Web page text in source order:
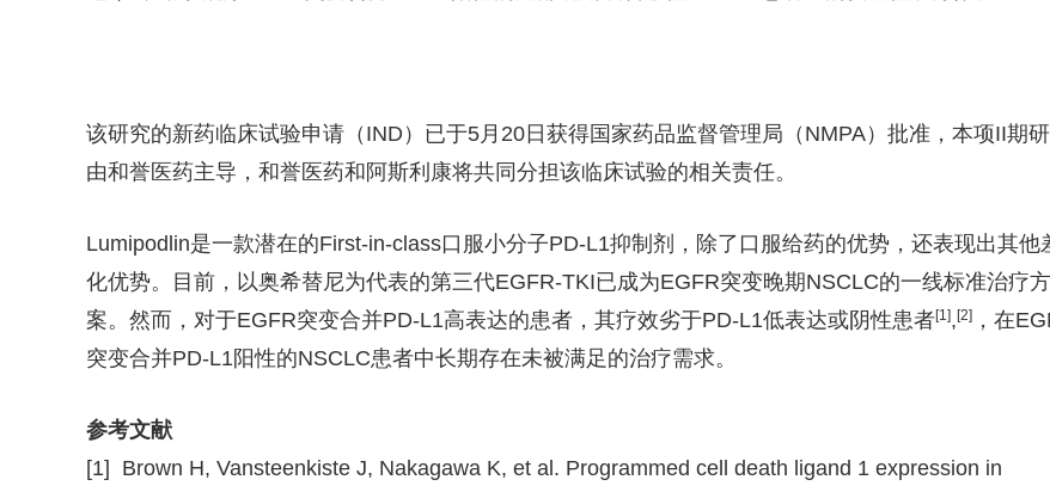
该研究的新药临床试验申请（IND）已于5月20日获得国家药品监督管理局（NMPA）批准，本项II期
由和誉医药主导，和誉医药和阿斯利康将共同分担该临床试验的相关责任。
Lumipodlin是一款潜在的First-in-class口服小分子PD-L1抑制剂，除了口服给药的优势，还表现出其他
化优势。目前，以奥希替尼为代表的第三代EGFR-TKI已成为EGFR突变晚期NSCLC的一线标准治疗方
案。然而，对于EGFR突变合并PD-L1高表达的患者，其疗效劣于PD-L1低表达或阴性患者[1], [2]
，在
突变合并PD-L1阳性的NSCLC患者中长期存在未被满足的治疗需求。
参考文献
[1] Brown H, Vansteenkiste J, Nakagawa K, et al. Programmed cell death ligand 1 expression in